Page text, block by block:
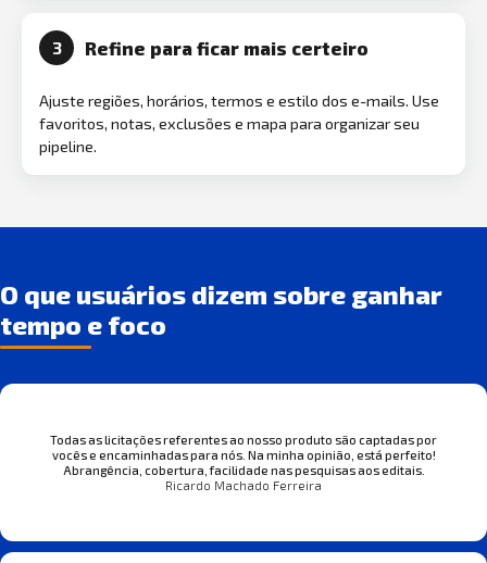
3 Refine para ficar mais certeiro
Ajuste regiões, horários, termos e estilo dos e-mails. Use
favoritos, notas, exclusões e mapa para organizar seu
pipeline.
O que usuários dizem sobre ganhar
tempo e foco
Todas as licitações referentes ao nosso produto são captadas por
vocês e encaminhadas para nós. Na minha opinião, está perfeito!
Abrangência, cobertura, facilidade nas pesquisas aos editais.
Ricardo Machado Ferreira